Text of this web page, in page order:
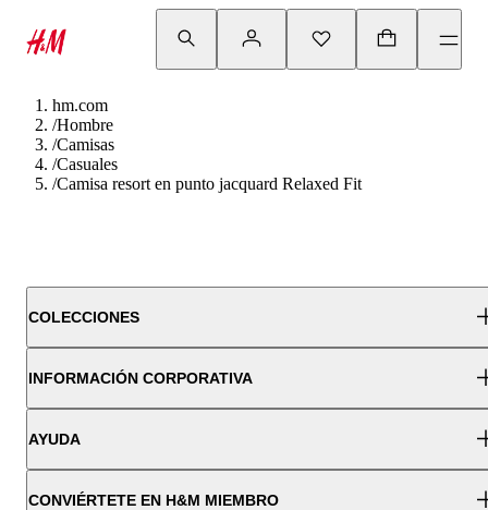
hm.com
/Hombre
/Camisas
/Casuales
/Camisa resort en punto jacquard Relaxed Fit
COLECCIONES
INFORMACIÓN CORPORATIVA
AYUDA
CONVIÉRTETE EN H&M MIEMBRO